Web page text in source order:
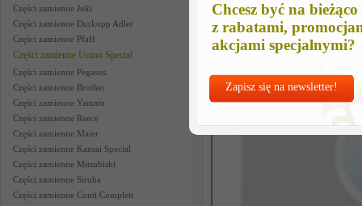
Chcesz być na bieżąco
z rabatami,
akcjami specjalnymi?
Zapisz się na newsletter!
Części zamienne Juki
Części zamienne Durkopp Adler
Części zamienne Pfaff
Części zamienne Union Special
Części zamienne Pegasus
Części zamienne Brother
Części zamienne Yamato
Części zamienne Reece
Części zamienne Maier
Części zamienne Kansai Special
Części zamienne Mitsubishi
Części zamienne Siruba
Części zamienne Conti Complett